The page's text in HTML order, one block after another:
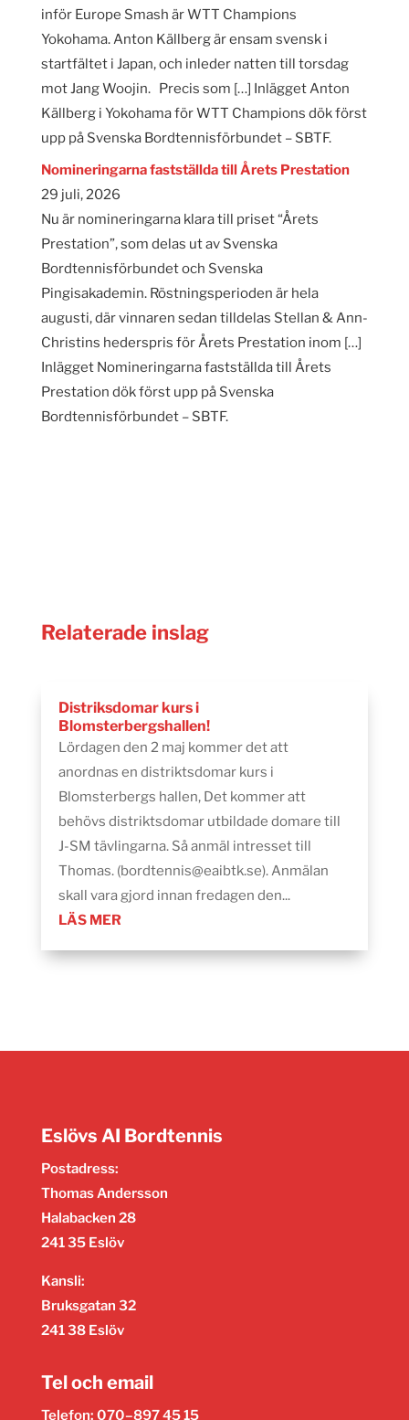
inför Europe Smash är WTT Champions
Yokohama. Anton Källberg är ensam svensk i
startfältet i Japan, och inleder natten till torsdag
mot Jang Woojin. Precis som […] Inlägget Anton
Källberg i Yokohama för WTT Champions dök först
upp på Svenska Bordtennisförbundet – SBTF.
Nomineringarna fastställda till Årets Prestation
29 juli, 2026
Nu är nomineringarna klara till priset “Årets
Prestation”, som delas ut av Svenska
Bordtennisförbundet och Svenska
Pingisakademin. Röstningsperioden är hela
augusti, där vinnaren sedan tilldelas Stellan & Ann-
Christins hederspris för Årets Prestation inom […]
Inlägget Nomineringarna fastställda till Årets
Prestation dök först upp på Svenska
Bordtennisförbundet – SBTF.
Relaterade inslag
Distriksdomar kurs i
Blomsterbergshallen!
Lördagen den 2 maj kommer det att
anordnas en distriktsdomar kurs i
Blomsterbergs hallen, Det kommer att
behövs distriktsdomar utbildade domare till
J-SM tävlingarna. Så anmäl intresset till
Thomas. (bordtennis@eaibtk.se). Anmälan
skall vara gjord innan fredagen den...
LÄS MER
Eslövs AI Bordtennis
Postadress:
Thomas Andersson
Halabacken 28
241 35 Eslöv
Kansli:
Bruksgatan 32
241 38 Eslöv
Tel och email
Telefon: 070–897 45 15